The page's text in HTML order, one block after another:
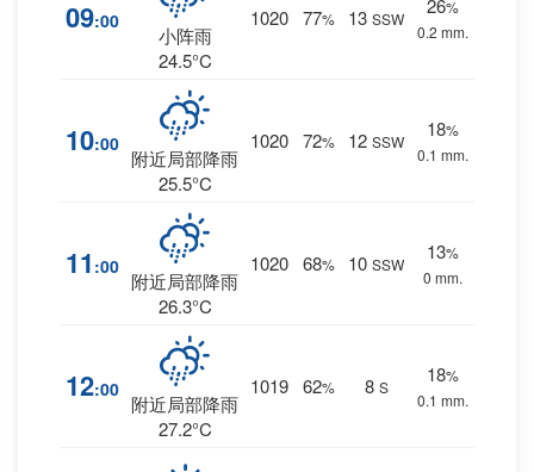
09:00
小阵雨
24.5°C
1020 77% 13 SSW
26%
0.2 mm.
10:00
附近局部降雨
25.5°C
1020 72% 12 SSW
18%
0.1 mm.
11 :00
附近局部降雨
26.3°C
1020 68% 10 SSW
13%
0 mm.
12:00
附近局部降雨
27.2°C
1019 62% 8 S
18%
0.1 mm.